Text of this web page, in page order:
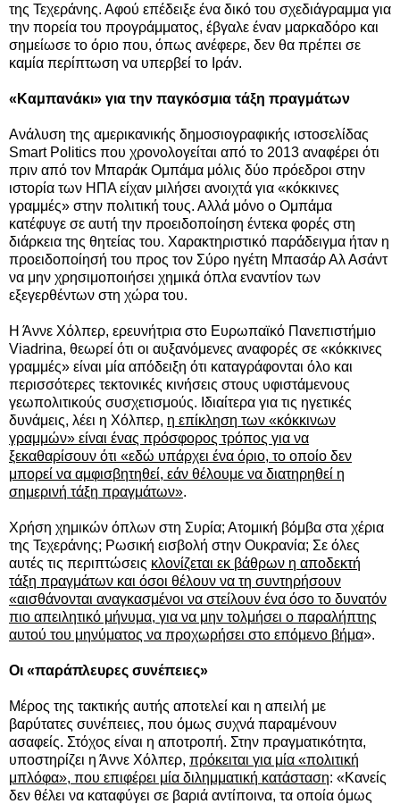
της Τεχεράνης. Αφού επέδειξε ένα δικό του σχεδιάγραμμα για
την πορεία του προγράμματος, έβγαλε έναν μαρκαδόρο και
σημείωσε το όριο που, όπως ανέφερε, δεν θα πρέπει σε
καμία περίπτωση να υπερβεί το Ιράν.
«Καμπανάκι» για την παγκόσμια τάξη πραγμάτων
Ανάλυση της αμερικανικής δημοσιογραφικής ιστοσελίδας
Smart Politics που χρονολογείται από το 2013 αναφέρει ότι
πριν από τον Μπαράκ Ομπάμα μόλις δύο πρόεδροι στην
ιστορία των ΗΠΑ είχαν μιλήσει ανοιχτά για «κόκκινες
γραμμές» στην πολιτική τους. Αλλά μόνο ο Ομπάμα
κατέφυγε σε αυτή την προειδοποίηση έντεκα φορές στη
διάρκεια της θητείας του. Χαρακτηριστικό παράδειγμα ήταν η
προειδοποίησή του προς τον Σύρο ηγέτη Μπασάρ Αλ Ασάντ
να μην χρησιμοποιήσει χημικά όπλα εναντίον των
εξεγερθέντων στη χώρα του.
Η Άννε Χόλπερ, ερευνήτρια στο Ευρωπαϊκό Πανεπιστήμιο
Viadrina, θεωρεί ότι οι αυξανόμενες αναφορές σε «κόκκινες
γραμμές» είναι μία απόδειξη ότι καταγράφονται όλο και
περισσότερες τεκτονικές κινήσεις στους υφιστάμενους
γεωπολιτικούς συσχετισμούς. Ιδιαίτερα για τις ηγετικές
δυνάμεις, λέει η Χόλπερ, η επίκληση των «κόκκινων
γραμμών» είναι ένας πρόσφορος τρόπος για να
ξεκαθαρίσουν ότι «εδώ υπάρχει ένα όριο, το οποίο δεν
μπορεί να αμφισβητηθεί, εάν θέλουμε να διατηρηθεί η
σημερινή τάξη πραγμάτων».
Χρήση χημικών όπλων στη Συρία; Ατομική βόμβα στα χέρια
της Τεχεράνης; Ρωσική εισβολή στην Ουκρανία; Σε όλες
αυτές τις περιπτώσεις κλονίζεται εκ βάθρων η αποδεκτή
τάξη πραγμάτων και όσοι θέλουν να τη συντηρήσουν
«αισθάνονται αναγκασμένοι να στείλουν ένα όσο το δυνατόν
πιο απειλητικό μήνυμα, για να μην τολμήσει ο παραλήπτης
αυτού του μηνύματος να προχωρήσει στο επόμενο βήμα».
Οι «παράπλευρες συνέπειες»
Μέρος της τακτικής αυτής αποτελεί και η απειλή με
βαρύτατες συνέπειες, που όμως συχνά παραμένουν
ασαφείς. Στόχος είναι η αποτροπή. Στην πραγματικότητα,
υποστηρίζει η Άννε Χόλπερ, πρόκειται για μία «πολιτική
μπλόφα», που επιφέρει μία διλημματική κατάσταση: «Κανείς
δεν θέλει να καταφύγει σε βαριά αντίποινα, τα οποία όμως